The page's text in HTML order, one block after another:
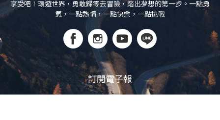
享受吧！環遊世界，勇敢歸零去冒險，踏出夢想的第一步。一點勇
氣，一點熱情，一點快樂，一點挑戰
訂閱電子報